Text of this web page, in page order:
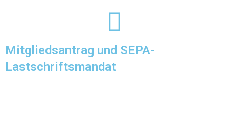
Mitgliedsantrag und SEPA-
Lastschriftsmandat